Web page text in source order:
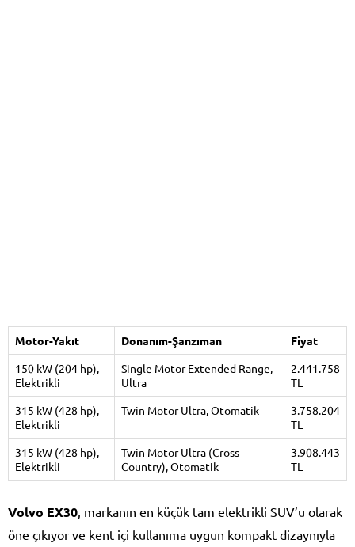
Motor-Yakıt Donanım-Şanzıman
Fiyat
150 kW (204 hp),
Elektrikli
Single Motor Extended Range,
Ultra
2.441.758
TL
315 kW (428 hp),
Elektrikli
Twin Motor Ultra, Otomatik
3.758.204
TL
315 kW (428 hp),
Elektrikli
Twin Motor Ultra (Cross
Country), Otomatik
3.908.443
TL
Volvo EX30 , markanın en küçük tam elektrikli SUV’u olarak
öne çıkıyor ve kent içi kullanıma uygun kompakt dizaynıyla